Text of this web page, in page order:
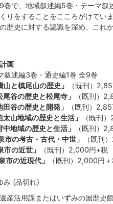
9巻で、地域叙述編5巻・テーマ
りをすることをこころがけてい
歴史に対する認識を深め、これ
画
叙述編3巻・通史編1巻 全9巻
山と槙尾山の歴史」
（既刊）
尾谷の歴史と松尾寺」
（既刊）
田谷の歴史と開発」
（既刊）
太山地域の歴史と生活」
（既刊
中地域の歴史と生活」
（既刊）
市の考古・古代・中世」
（既刊
市の近世」
（既刊）2,000円+税
市の近現代」
（既刊）2,000円
み (品切れ)
産活用課またはいずみの国歴史